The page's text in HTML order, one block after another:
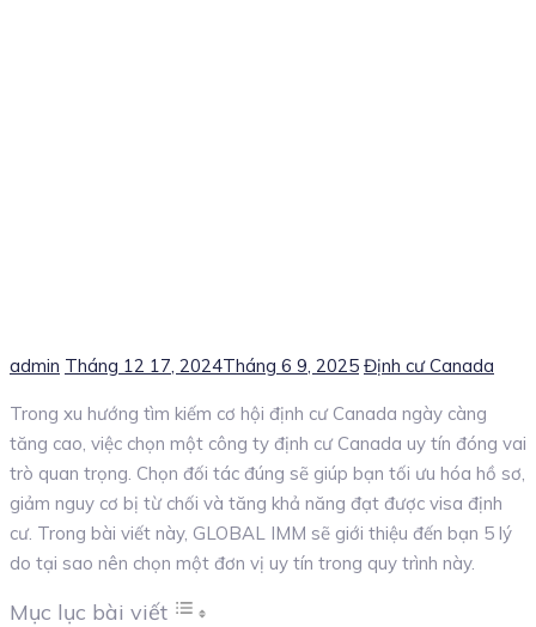
Author
admin Posted
Tháng 12 17, 2024Tháng 6 9, 2025 Categories
Định cư Canada
Trong xu hướng tìm kiếm cơ hội định cư Canada ngày càng
tăng cao, việc chọn một công ty định cư Canada uy tín đóng vai
trò quan trọng. Chọn đối tác đúng sẽ giúp bạn tối ưu hóa hồ sơ,
giảm nguy cơ bị từ chối và tăng khả năng đạt được visa định
cư. Trong bài viết này, GLOBAL IMM sẽ giới thiệu đến bạn 5 lý
do tại sao nên chọn một đơn vị uy tín trong quy trình này.
Mục lục bài viết